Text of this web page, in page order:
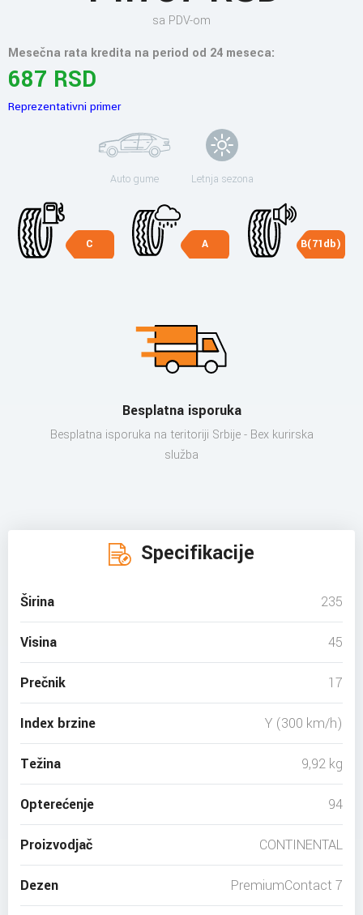
sa PDV-om
Mesečna rata kredita na period od 24 meseca:
687 RSD
Reprezentativni primer
Auto gume Letnja sezona
C A B(71db)
Besplatna isporuka
Besplatna isporuka na teritoriji Srbije - Bex kurirska
služba
Specifikacije
Širina 235
Visina 45
Prečnik 17
Index brzine Y (300 km/h)
Težina 9,92 kg
Opterećenje 94
Proizvodjač CONTINENTAL
Dezen PremiumContact 7